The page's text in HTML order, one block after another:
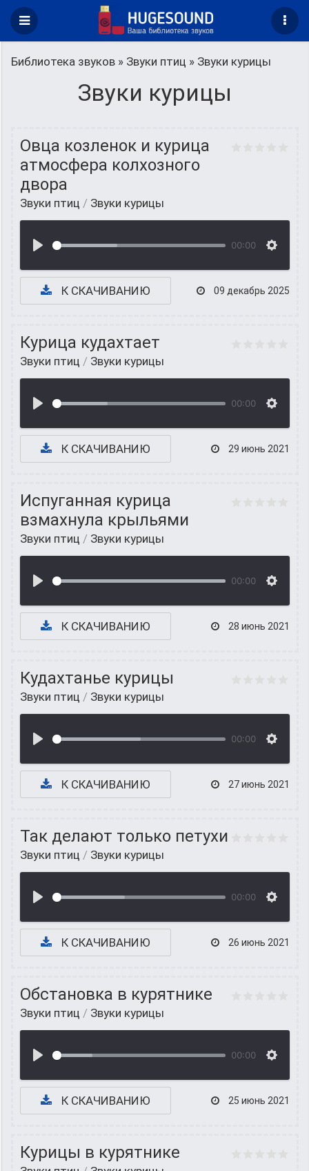
Библиотека звуков » Звуки птиц » Звуки курицы
Звуки курицы
Овца козленок и курица
атмосфера колхозного
двора
Звуки птиц / Звуки курицы
00:00
К СКАЧИВАНИЮ 09 декабрь 2025
Курица кудахтает
Звуки птиц / Звуки курицы
00:00
К СКАЧИВАНИЮ 29 июнь 2021
Испуганная курица
взмахнула крыльями
Звуки птиц / Звуки курицы
00:00
К СКАЧИВАНИЮ 28 июнь 2021
Кудахтанье курицы
Звуки птиц / Звуки курицы
00:00
К СКАЧИВАНИЮ 27 июнь 2021
Так делают только петухи
Звуки птиц / Звуки курицы
00:00
К СКАЧИВАНИЮ 26 июнь 2021
Обстановка в курятнике
Звуки птиц / Звуки курицы
00:00
К СКАЧИВАНИЮ 25 июнь 2021
Курицы в курятнике